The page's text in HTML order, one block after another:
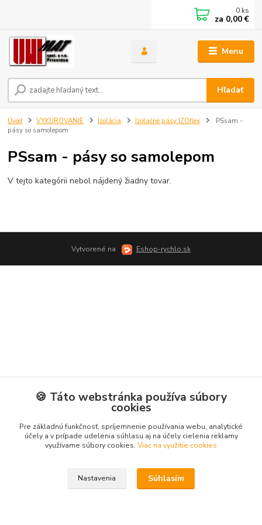
Menu
Hľadať
0 ks
za 0,00 €
Úvod VYKUROVANIE Izolácia Izolačné pásy IZOflex
PSsam -
pásy so samolepom
PSsam - pásy so samolepom
V tejto kategórii nebol nájdený žiadny tovar.
Vytvorené na Eshop-rychlo.sk
🍪 Táto webstránka používa súbory
cookies
Pre základnú funkčnosť, spríjemnenie používania webu, analytické
účely a v prípade udelenia súhlasu aj na účely cielenia reklamy
využívame súbory cookies. Viac na využitie cookies
Nastavenia Súhlasím